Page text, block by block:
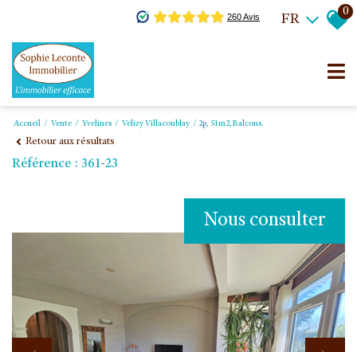
FR
0
Accueil Vente Yvelines Velizy Villacoublay 2p, 51m2,balcons.
Retour aux résultats
Référence : 361-23
Nous consulter